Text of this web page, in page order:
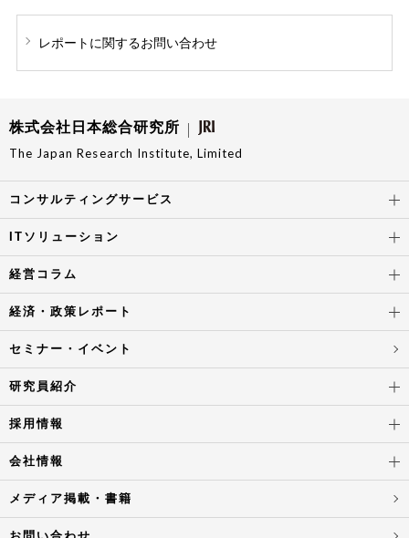
レポートに関するお問い合わせ
株式会社日本総合研究所
The Japan Research Institute, Limited
コンサルティングサービス
ITソリューション
経営コラム
経済・政策レポート
セミナー・イベント
研究員紹介
採用情報
会社情報
メディア掲載・書籍